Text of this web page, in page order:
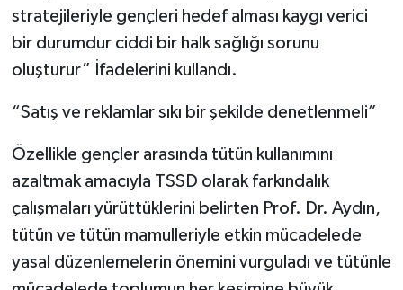
stratejileriyle gençleri hedef alması kaygı verici
bir durumdur ciddi bir halk sağlığı sorunu
oluşturur” İfadelerini kullandı.
“Satış ve reklamlar sıkı bir şekilde denetlenmeli”
Özellikle gençler arasında tütün kullanımını
azaltmak amacıyla TSSD olarak farkındalık
çalışmaları yürüttüklerini belirten Prof. Dr. Aydın,
tütün ve tütün mamulleriyle etkin mücadelede
yasal düzenlemelerin önemini vurguladı ve tütünle